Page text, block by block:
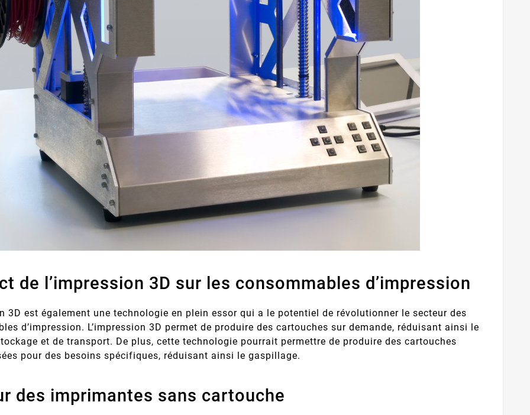
de l’impression 3D sur les consommables d’impression
3D est également une technologie en plein essor qui a le potentiel de révolutionner le secteur des
d’impression. L’impression 3D permet de produire des cartouches sur demande, réduisant ainsi le
et de transport. De plus, cette technologie pourrait permettre de produire des cartouches
pour des besoins spécifiques, réduisant ainsi le gaspillage.
des imprimantes sans cartouche